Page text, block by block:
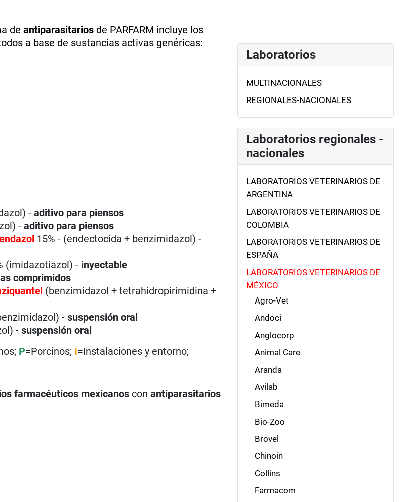
deantiparasitarios de PARFARM incluye los
a base de sustancias activas genéricas:
-aditivo para piensos
-aditivo para piensos
15% - (endectocida + benzimidazol) -
(imidazotiazol) - inyectable
comprimidos
(benzimidazol + tetrahidropirimidina +
-suspensión oral
-suspensión oral
P=Porcinos; I=Instalaciones y entorno;
farmacéuticos mexicanos conantiparasitarios
Laboratorios
MULTINACIONALES
REGIONALES-NACIONALES
Laboratorios regionales -
nacionales
LABORATORIOS VETERINARIOS DE
ARGENTINA
LABORATORIOS VETERINARIOS DE
COLOMBIA
LABORATORIOS VETERINARIOS DE
ESPAÑA
LABORATORIOS VETERINARIOS DE
MÉXICO
Agro-Vet
Andoci
Anglocorp
Animal Care
Aranda
Avilab
Bimeda
Bio-Zoo
Brovel
Chinoin
Collins
Farmacom